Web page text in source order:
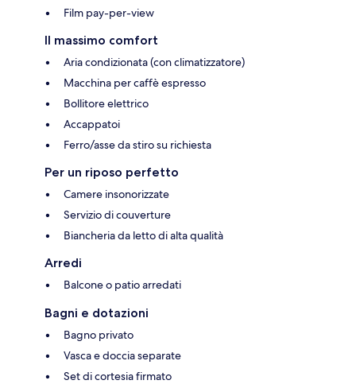
Film pay-per-view
Il massimo comfort
Aria condizionata (con climatizzatore)
Macchina per caffè espresso
Bollitore elettrico
Accappatoi
Ferro/asse da stiro su richiesta
Per un riposo perfetto
Camere insonorizzate
Servizio di couverture
Biancheria da letto di alta qualità
Arredi
Balcone o patio arredati
Bagni e dotazioni
Bagno privato
Vasca e doccia separate
Set di cortesia firmato